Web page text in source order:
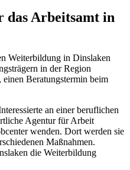
das Arbeitsamt in
Weiterbildung in Dinslaken
in der Region
einen Beratungstermin beim
an einer beruflichen
Agentur für Arbeit
wenden. Dort werden sie
Maßnahmen.
die Weiterbildung